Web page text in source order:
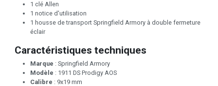
1 clé Allen
1 notice d'utilisation
1 housse de transport Springfield Armory à double fermeture
éclair
Caractéristiques techniques
Marque : Springfield Armory
Modèle : 1911 DS Prodigy AOS
Calibre : 9x19 mm